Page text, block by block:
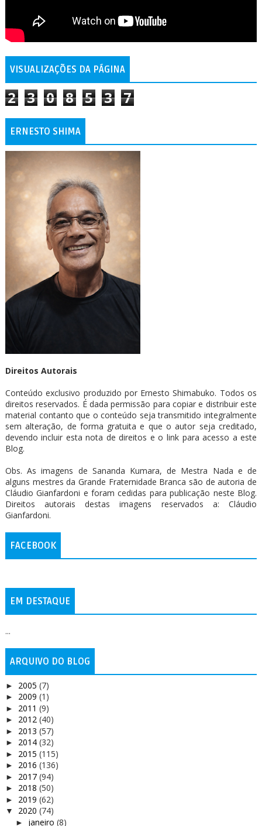
VISUALIZAÇÕES DA PÁGINA
2 3 0 8 5 3 7
ERNESTO SHIMA
Direitos Autorais
Conteúdo exclusivo produzido por Ernesto Shimabuko. Todos os
direitos reservados. É dada permissão para copiar e distribuir este
material contanto que o conteúdo seja transmitido integralmente
sem alteração, de forma gratuita e que o autor seja creditado,
devendo incluir esta nota de direitos e o link para acesso a este
Blog.
Obs. As imagens de Sananda Kumara, de Mestra Nada e de
alguns mestres da Grande Fraternidade Branca são de autoria de
Cláudio Gianfardoni e foram cedidas para publicação neste Blog.
Direitos autorais destas imagens reservados a: Cláudio
Gianfardoni.
FACEBOOK
EM DESTAQUE
...
ARQUIVO DO BLOG
► 2005 (7)
► 2009 (1)
► 2011 (9)
► 2012 (40)
► 2013 (57)
► 2014 (32)
► 2015 (115)
► 2016 (136)
► 2017 (94)
► 2018 (50)
► 2019 (62)
▼ 2020 (74)
► janeiro (8)